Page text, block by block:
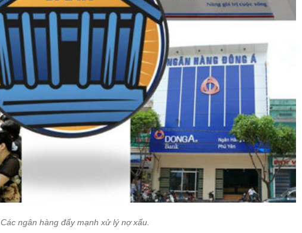
Các ngân hàng đẩy mạnh xử lý nợ xấu.